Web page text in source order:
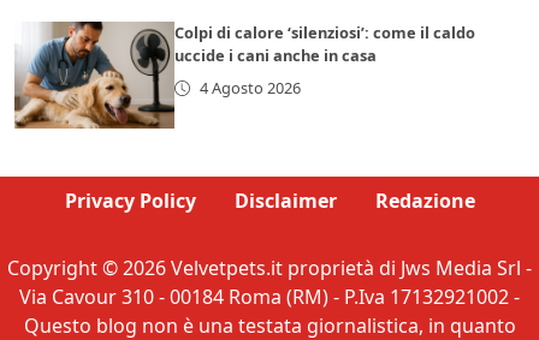
Colpi di calore ‘silenziosi’: come il caldo
uccide i cani anche in casa
4 Agosto 2026
Privacy Policy Disclaimer Redazione
Copyright © 2026 Velvetpets.it proprietà di Jws Media Srl -
Via Cavour 310 - 00184 Roma (RM) - P.Iva 17132921002 -
Questo blog non è una testata giornalistica, in quanto